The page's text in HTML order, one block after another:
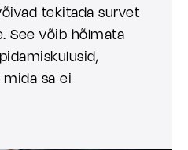
tekitada survet
See võib hõlmata
sa ei